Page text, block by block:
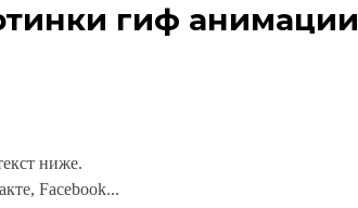
гиф анимации
ниже.
Facebook...